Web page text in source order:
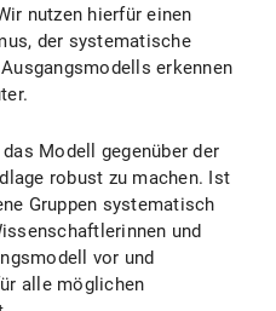
nutzen hierfür einen
der systematische
erkennen
Modell gegenüber der
robust zu machen. Ist
Gruppen systematisch
und
vor und
alle möglichen